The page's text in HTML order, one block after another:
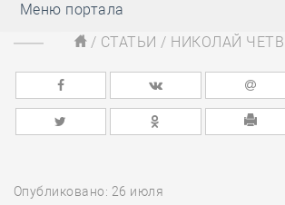
Меню портала
/ СТАТЬИ / НИКОЛАЙ
Опубликовано: 26 июля